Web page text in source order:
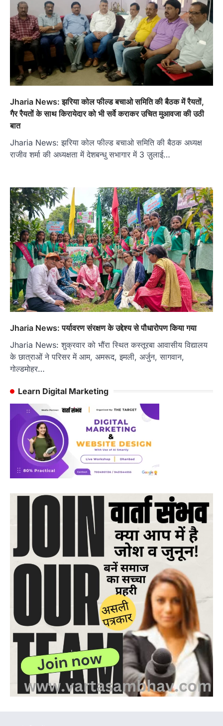
Jharia News: झरिया कोल फील्ड बचाओ समिति की बैठक में रैयतों,
गैर रैयतों के साथ किरायेदार को भी सर्वे कराकर उचित मुआवजा की उठी
बात
Jharia News: झरिया कोल फील्ड बचाओ समिति की बैठक अध्यक्ष
राजीव शर्मा की अध्यक्षता में देशबन्धु सभागार में 3 ज़ुलाई…
Jharia News: पर्यावरण संरक्षण के उद्देश्य से पौधारोपण किया गया
Jharia News: शुक्रवार को भौंरा स्थित कस्तूरबा आवासीय विद्यालय
के छात्राओं ने परिसर में आम, अमरूद, इमली, अर्जुन, सागवान,
गोल्डमोहर…
Learn Digital Marketing